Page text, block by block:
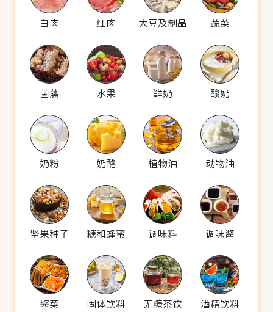
白肉 红肉 大豆及制品 蔬菜
菌藻 水果 鲜奶 酸奶
奶粉 奶酪 植物油 动物油
坚果种子 糖和蜂蜜 调味料 调味酱
酱菜 固体饮料 无糖茶饮 酒精饮料